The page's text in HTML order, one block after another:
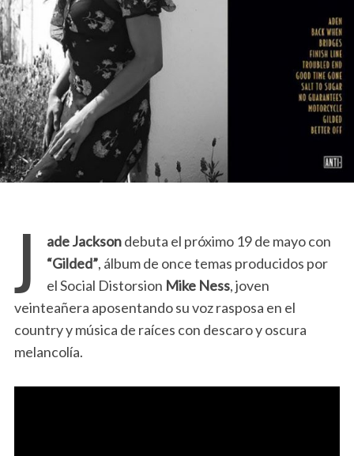
J ade Jacksondebuta el próximo 19 de mayo con
“Gilded”, álbum de once temas producidos por
el Social Distorsion Mike Ness, joven
veinteañera aposentando su voz rasposa en el
country y música de raíces con descaro y oscura
melancolía.